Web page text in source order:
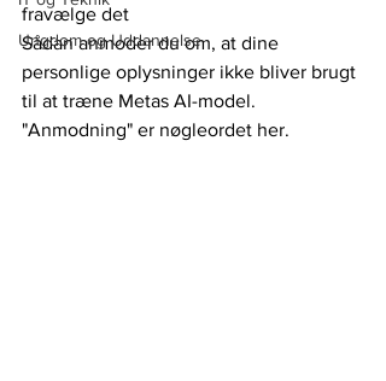
Ungdom og Uddannelse
fravælge det
Sådan anmoder du om, at dine
personlige oplysninger ikke bliver brugt
til at træne Metas AI-model.
"Anmodning" er nøgleordet her.